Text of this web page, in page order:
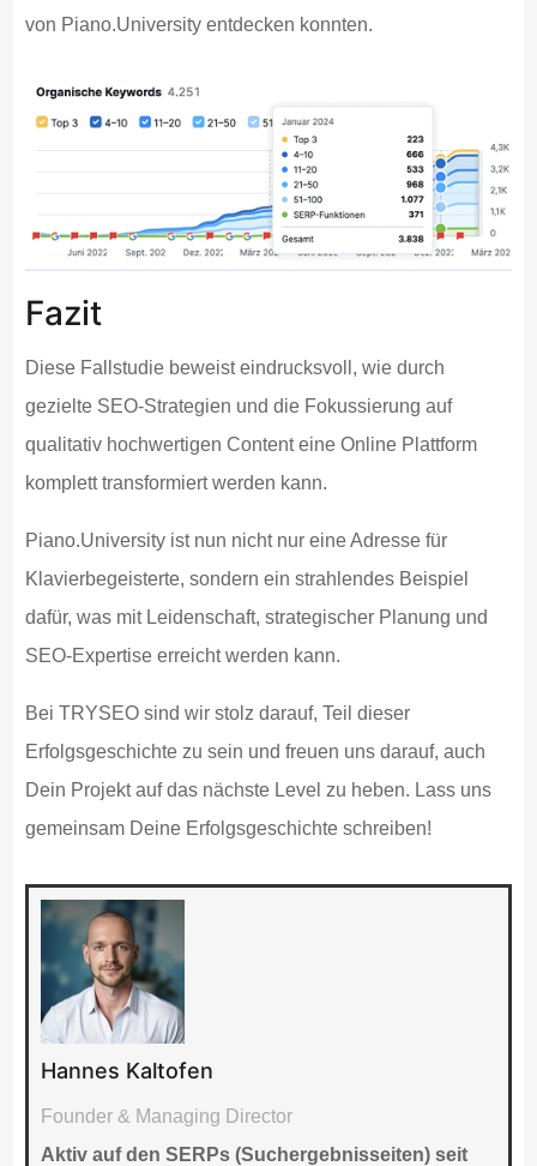
von Piano.University entdecken konnten.
Fazit
Diese Fallstudie beweist eindrucksvoll, wie durch
gezielte SEO-Strategien und die Fokussierung auf
qualitativ hochwertigen Content eine Online Plattform
komplett transformiert werden kann.
Piano.University ist nun nicht nur eine Adresse für
Klavierbegeisterte, sondern ein strahlendes Beispiel
dafür, was mit Leidenschaft, strategischer Planung und
SEO-Expertise erreicht werden kann.
Bei TRYSEO sind wir stolz darauf, Teil dieser
Erfolgsgeschichte zu sein und freuen uns darauf, auch
Dein Projekt auf das nächste Level zu heben. Lass uns
gemeinsam Deine Erfolgsgeschichte schreiben!
Hannes Kaltofen
Founder & Managing Director
Aktiv auf den SERPs (Suchergebnisseiten) seit